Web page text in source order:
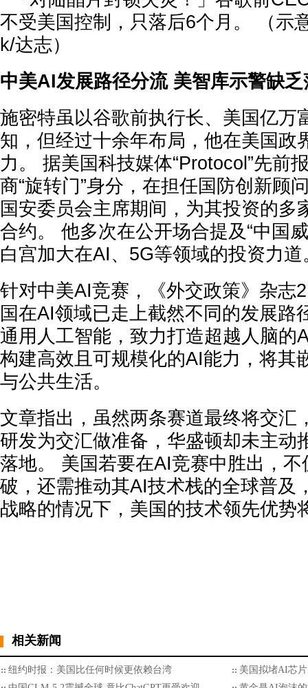
中美AI发展路径分流 美智库示警缺
施密特虽以谷歌前执行长、美国亿万
知，但经过十余年布局，他在美国政
力。 据美国科技媒体“Protocol”先前
商“旋转门”身分，在担任国防创新顾
国安委员会主席期间，为其投资的多
合约。 他多次在公开场合提及“中国
白宫加大在AI、5G等领域的投资力道
针对中美AI竞赛，《外交政策》杂志
国在AI领域已走上截然不同的发展路
通用人工智能，致力打造超越人脑的
构建高效且可规模化的AI能力，将其
与公共生活。
文章指出，虽然两条赛道最终将交汇
研发为交汇做准备，华盛顿却未主动
落地。 美国若要在AI竞赛中胜出，
破，还需推动其AI技术栈的全球普及
战略的情况下，美国的技术领先优势
相关新闻
纽约时报：美国比任何时候更依赖台湾
美国拟堵AI芯